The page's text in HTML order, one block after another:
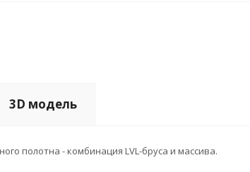
3D модель
полотна - комбинация LVL-бруса и массива.